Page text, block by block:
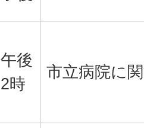
午後
2時
市立病院に